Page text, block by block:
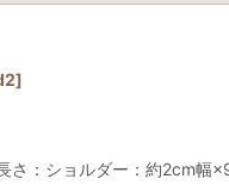
]
：ショルダー：約2cm幅